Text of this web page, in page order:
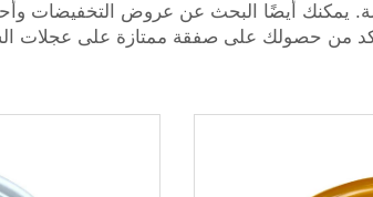
مثل أمازون وإيباي للعثور على صفقات جيدة على عجلات الشاحنات مقاس 16 بوصة. يمكنك أيضًا